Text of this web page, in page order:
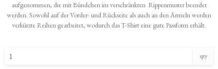
aufgenommen, die mit Bündchen im verschränkten Rippenmuster beendet
werden. Sowohl auf der Vorder- und Rückseite als auch an den Ärmeln werden
verkürzte Reihen gearbeitet, wodurch das T-Shirt eine gute Passform erhält.
qty